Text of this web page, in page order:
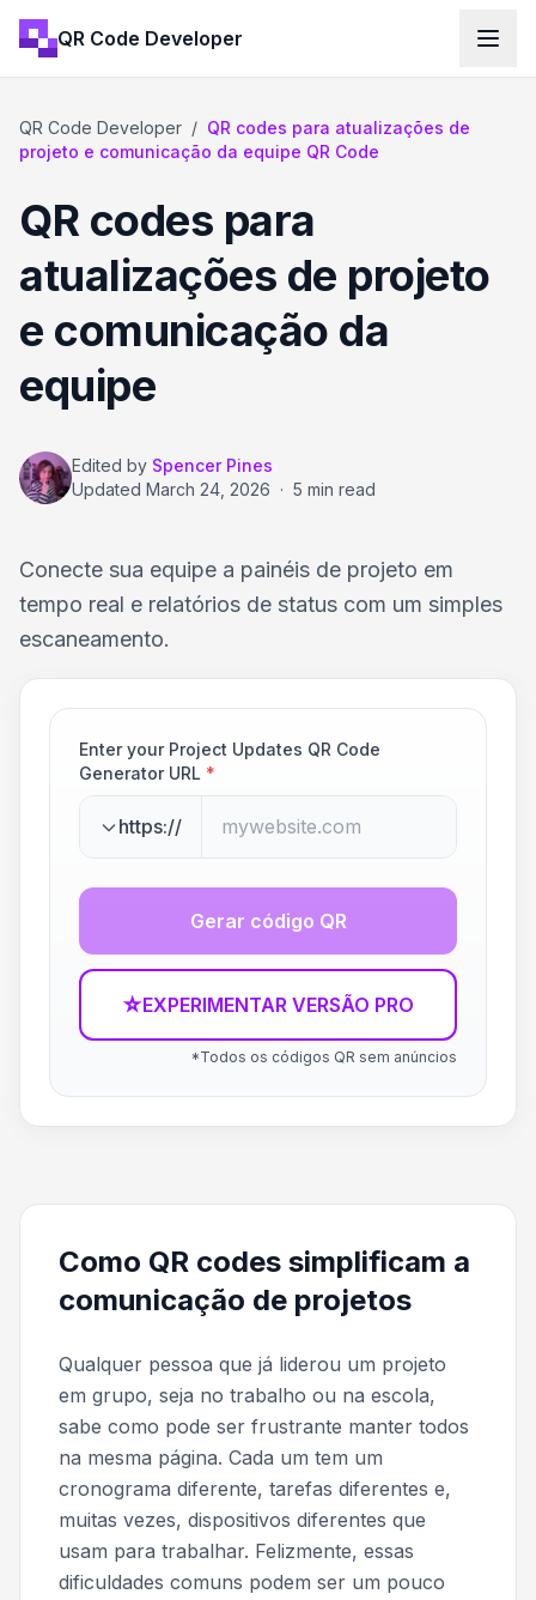
QR Code Developer
QR Code Developer / QR codes para atualizações de
projeto e comunicação da equipe QR Code
QR codes para
atualizações de projeto
e comunicação da
equipe
Edited by Spencer Pines
Updated March 24, 2026 · 5 min read
Conecte sua equipe a painéis de projeto em
tempo real e relatórios de status com um simples
escaneamento.
Enter your Project Updates QR Code
Generator URL *
https://
Gerar código QR
☆EXPERIMENTAR VERSÃO PRO
*Todos os códigos QR sem anúncios
Como QR codes simplificam a
comunicação de projetos
Qualquer pessoa que já liderou um projeto
em grupo, seja no trabalho ou na escola,
sabe como pode ser frustrante manter todos
na mesma página. Cada um tem um
cronograma diferente, tarefas diferentes e,
muitas vezes, dispositivos diferentes que
usam para trabalhar. Felizmente, essas
dificuldades comuns podem ser um pouco